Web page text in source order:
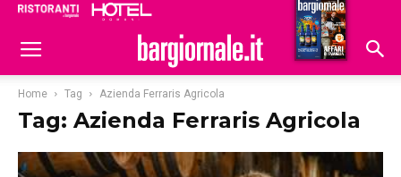
Hoteldomani
Home Tag Azienda Ferraris Agricola
Tag: Azienda Ferraris Agricola